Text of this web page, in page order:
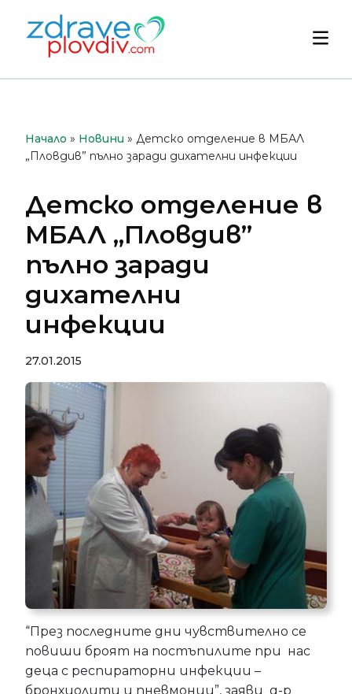
съдържанието
Начало » Новини » Детско отделение в МБАЛ
„Пловдив” пълно заради дихателни инфекции
Детско отделение в
МБАЛ „Пловдив”
пълно заради
дихателни
инфекции
27.01.2015
“През последните дни чувствително се
повиши броят на постъпилите при нас
деца с респираторни инфекции –
бронхиолити и пневмонии”, заяви д-р